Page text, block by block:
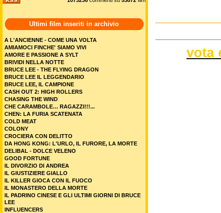
vota
Ultimi film inseriti in archivio
A L'ANCIENNE - COME UNA VOLTA
AMIAMOCI FINCHE' SIAMO VIVI
AMORE E PASSIONE A SYLT
BRIVIDI NELLA NOTTE
BRUCE LEE - THE FLYING DRAGON
BRUCE LEE IL LEGGENDARIO
BRUCE LEE, IL CAMPIONE
CASH OUT 2: HIGH ROLLERS
CHASING THE WIND
CHE CARAMBOLE… RAGAZZI!!!...
CHEN: LA FURIA SCATENATA
COLD MEAT
COLONY
CROCIERA CON DELITTO
DA HONG KONG: L'URLO, IL FURORE, LA MORTE
DELIBAL - DOLCE VELENO
GOOD FORTUNE
IL DIVORZIO DI ANDREA
IL GIUSTIZIERE GIALLO
IL KILLER GIOCA CON IL FUOCO
IL MONASTERO DELLA MORTE
IL PADRINO CINESE E GLI ULTIMI GIORNI DI BRUCE
LEE
INFLUENCERS